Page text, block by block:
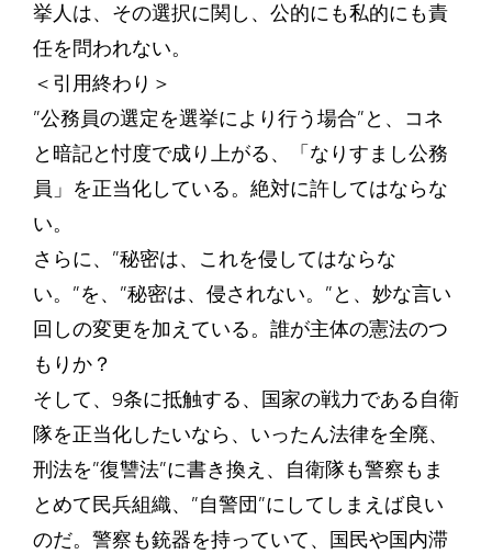
挙人は、その選択に関し、公的にも私的にも責
任を問われない。
＜引用終わり＞
”公務員の選定を選挙により行う場合”と、コネ
と暗記と忖度で成り上がる、「なりすまし公務
員」を正当化している。絶対に許してはならな
い。
さらに、”秘密は、これを侵してはならな
い。”を、”秘密は、侵されない。”と、妙な言い
回しの変更を加えている。誰が主体の憲法のつ
もりか？
そして、9条に抵触する、国家の戦力である自衛
隊を正当化したいなら、いったん法律を全廃、
刑法を”復讐法”に書き換え、自衛隊も警察もま
とめて民兵組織、”自警団”にしてしまえば良い
のだ。警察も銃器を持っていて、国民や国内滞